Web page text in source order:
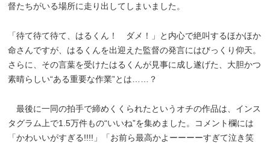
督たちがいる場所に走り出してしまいました。
「待て待て待て、はるくん！ ダメ！」と内心で絶叫するほかほか
命さんですが、はるくんを出迎えた監督の発言にはびっくり仰天。
さらに、その言葉を受けたはるくんが見事に成し遂げた、大胆かつ
素晴らしい“ある重要な作業”とは……？
最後に一同の拍手で締めくくられたというオチの作品は、インス
タグラム上で1.5万件もの“いいね”を集めました。コメント欄には
「かわいいがすぎる!!!!」「お前ら最高かよーーーーすぎて泣き笑